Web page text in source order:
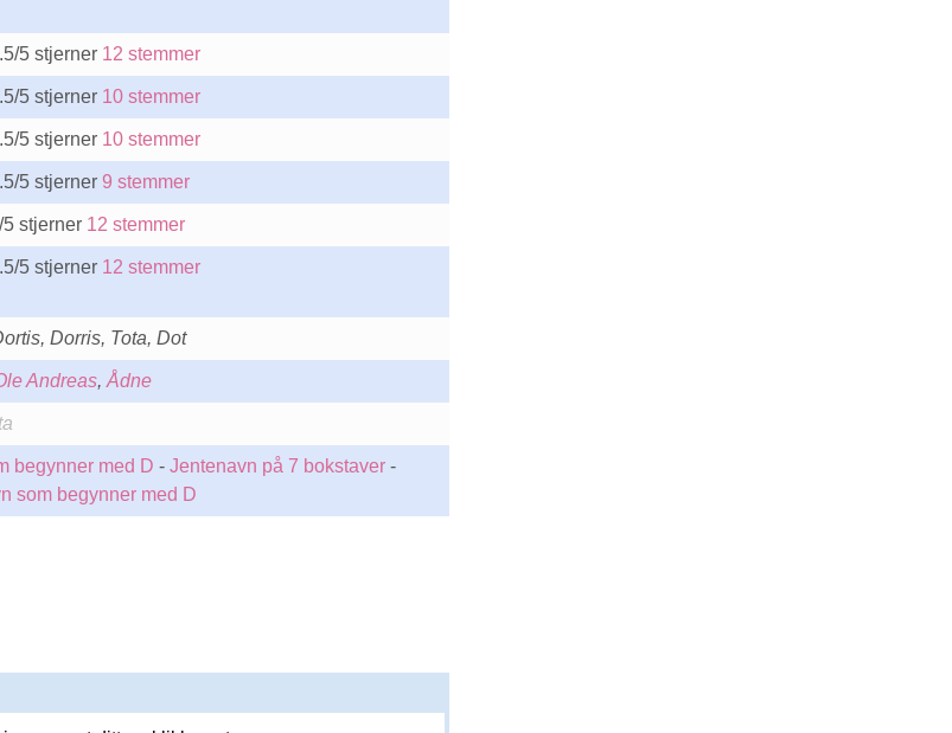
5 stjerner 12 stemmer
5 stjerner 10 stemmer
5 stjerner 10 stemmer
5 stjerner 9 stemmer
5 stjerner 12 stemmer
5 stjerner 12 stemmer
Dorris, Tota, Dot
Andreas, Ådne
begynner med D - Jentenavn på 7 bokstaver-
som begynner med D